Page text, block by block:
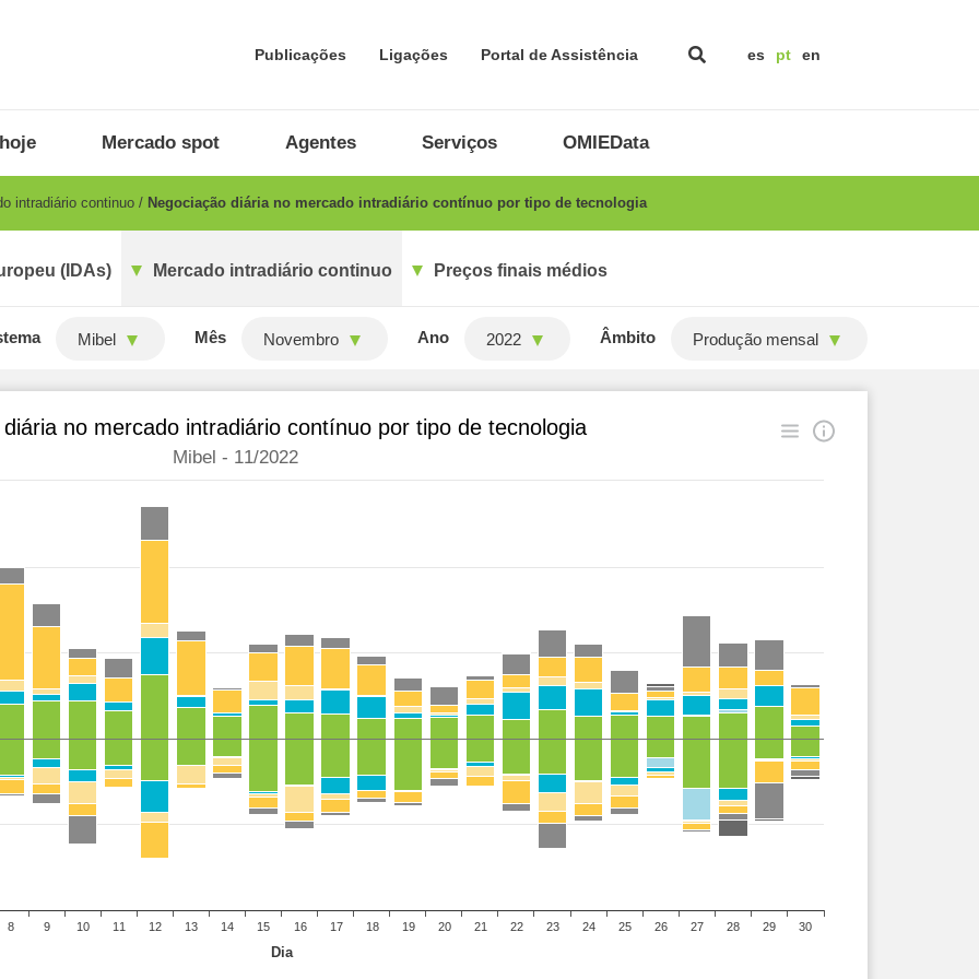
Publicações Ligações Portal de Assistência es pt en
Mercado spot Agentes Serviços OMIEData
intradiário continuo Negociação diária no mercado intradiário contínuo por tipo de tecnologia
(IDAs) Mercado intradiário continuo Preços finais médios
Mibel Mês Novembro Ano 2022 Âmbito Produção mensal
Dia
no mercado intradiário contínuo por tipo de tecnologia
Mibel - 11/2022
8 9 10 11 12 13 14 15 16 17 18 19 20 21 22 23 24 25 26 27 28 29 30